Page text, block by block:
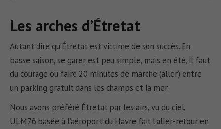
Les arches d’Étretat
Autant dire qu’Étretat est victime de son succès. En
basse saison, se garer est peu simple, mais en été, il faut
du courage ou faire 20 minutes de marche (aller) entre
un parking gratuit dans les champs et la mer.
Nous avons préféré Étretat par les airs, vu du ciel.
ULM76 basée à l’aéroport du Havre fait l’aller-retour en